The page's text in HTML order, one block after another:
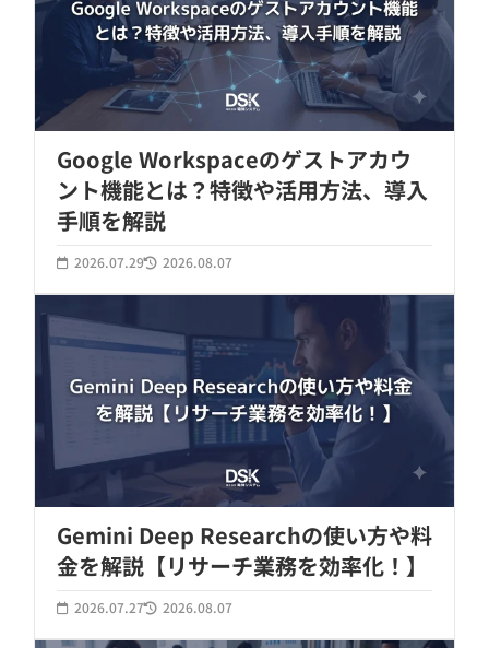
Google Workspaceのゲストアカウ
ント機能とは？特徴や活用方法、導入
手順を解説
2026.07.29 2026.08.07
Gemini Deep Researchの使い方や料
金を解説【リサーチ業務を効率化！】
2026.07.27 2026.08.07